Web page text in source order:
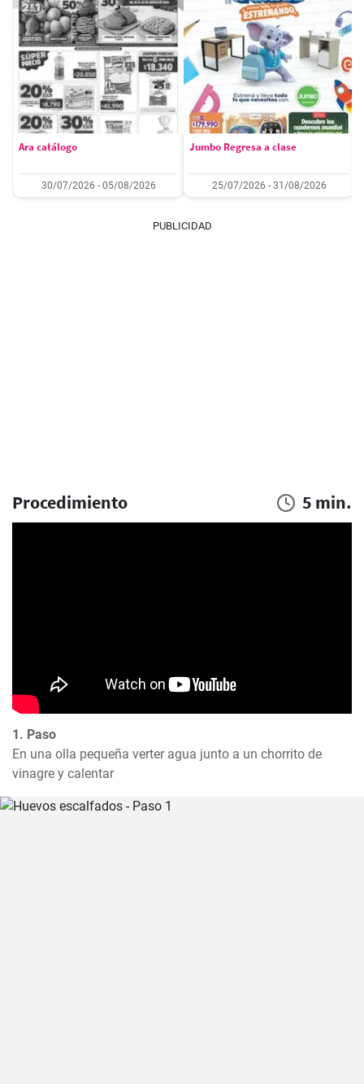
Ara catálogo
30/07/2026 - 05/08/2026
Jumbo Regresa a clase
25/07/2026 - 31/08/2026
PUBLICIDAD
Procedimiento 5 min.
1. Paso
En una olla pequeña verter agua junto a un chorrito de
vinagre y calentar